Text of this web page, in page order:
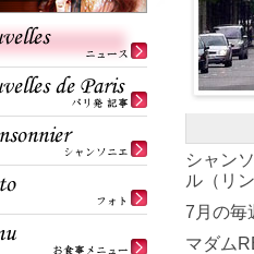
シャン
ル（リ
7月の毎
マダム